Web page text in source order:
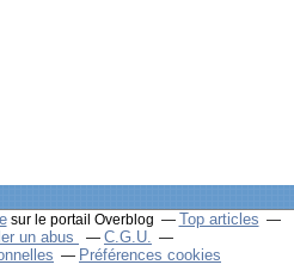
sur le portail Overblog
Top articles
un abus
C.G.U.
Préférences cookies